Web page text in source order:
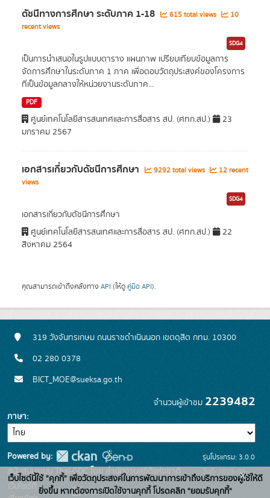
ดัชนีทางการศึกษา ระดับภาค 1-18 615 total views
10
recent views
SDG4
เป็นการนำเสนอในรูปแบบตาราง แผนภาพ เปรียบเทียบข้อมูลการ
จัดการศึกษาในระดับภาค 1 ภาค เพื่อตอบวัตถุประสงค์ของโครงการ
ที่เป็นข้อมูลกลางให้หน่วยงานระดับภาค...
PDF
ศูนย์เทคโนโลยีสารสนเทศและการสื่อสาร สป. (ศทก.สป.)
23
มกราคม 2567
เอกสารเกี่ยวกับดัชนีการศึกษา 9292 total views
12 recent
views
SDG4
เอกสารเกี่ยวกับดัชนีการศึกษา
ศูนย์เทคโนโลยีสารสนเทศและการสื่อสาร สป. (ศทก.สป.)
22
สิงหาคม 2564
คุณสามารถเข้าถึงคลังทาง API (ให้ดู คู่มือ API).
319 วังจันทรเกษม ถนนราชดำเนินนอก เขตดุสิต กทม. 10300
02 280 0378
BICT_MOE@sueksa.go.th
จำนวนผู้เข้าชม 2239482
ภาษา
Powered by:
สนับสนุนระบบ Thai-GDC โดย สำนักงานสถิติแห่งชาติ
เว็บไซต์ที่
ระบบบัญชีข้อมูลภาครัฐ
รุ่นโปรแกรม: 3.0.0
วันที่: 2025-06-
26
เว็บไซต์นี้ใช้ "คุกกี้" เพื่อวัตถุประสงค์ในการพัฒนาการเข้าถึงบริการของผู้ใช้ให้ดี
ยิ่งขึ้น หากต้องการเปิดใช้งานคุกกี้ โปรดคลิก "ยอมรับคุกกี้"
x